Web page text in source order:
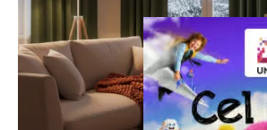
Imagine